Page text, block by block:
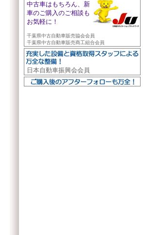
中古車はもちろん、新
車のご購入のご相談も
お気軽に！
千葉県中古自動車販売協会会員
千葉県中古自動車販売商工組合会員
日本自動車振興会会員